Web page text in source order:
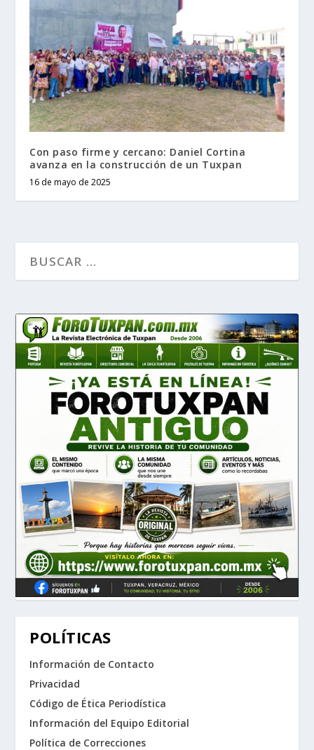
Con paso firme y cercano: Daniel Cortina
avanza en la construcción de un Tuxpan
16 de mayo de 2025
POLÍTICAS
Información de Contacto
Privacidad
Código de Ética Periodística
Información del Equipo Editorial
Política de Correcciones